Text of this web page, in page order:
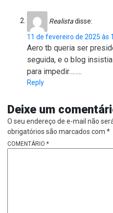
Realistadisse:
11 de fevereiro de 2025 às
Aero tb queria ser
seguida, e o blog
para impedir……..
Reply
Deixe um
O seu endereço de e-mail não
obrigatórios são marcados com *
COMENTÁRIO *